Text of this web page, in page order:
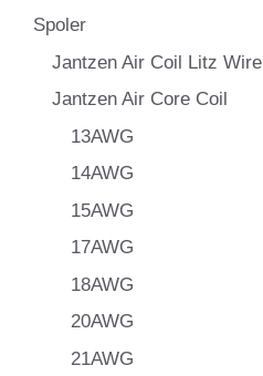
Spoler
Jantzen Air Coil Litz Wire
Jantzen Air Core Coil
13AWG
14AWG
15AWG
17AWG
18AWG
20AWG
21AWG